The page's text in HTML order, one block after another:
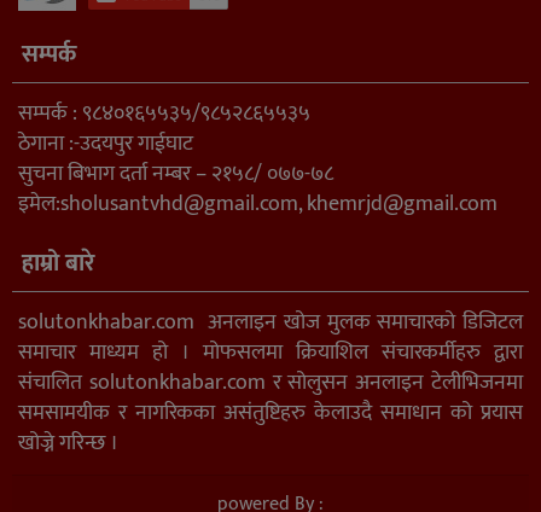
सम्पर्क
सम्पर्क : ९८४०१६५५३५/९८५२८६५५३५
ठेगाना :-उदयपुर गाईघाट
सुचना बिभाग दर्ता नम्बर – २१५८/ ०७७-७८
इमेल:sholusantvhd@gmail.com,khemrjd@gmail.com
हाम्रो बारे
solutonkhabar.com अनलाइन खोज मुलक समाचारको डिजिटल
समाचार माध्यम हो । मोफसलमा क्रियाशिल संचारकर्मीहरु द्वारा
संचालित solutonkhabar.com र सोलुसन अनलाइन टेलीभिजनमा
समसामयीक र नागरिकका असंतुष्टिहरु केलाउदै समाधान को प्रयास
खोज्ने गरिन्छ ।
powered By :